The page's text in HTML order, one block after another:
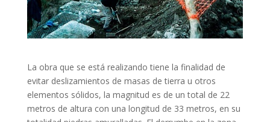
La obra que se está realizando tiene la finalidad de
evitar deslizamientos de masas de tierra u otros
elementos sólidos, la magnitud es de un total de 22
metros de altura con una longitud de 33 metros, en su